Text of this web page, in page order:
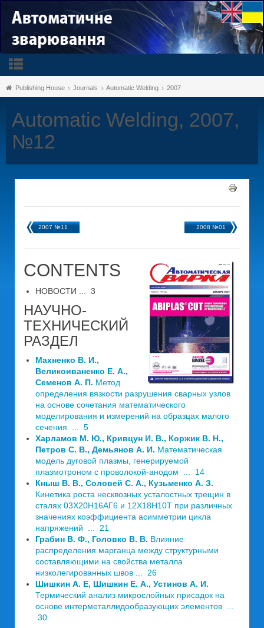
Publishing House Journals Automatic Welding 2007
Automatic Welding, 2007,
№12
2007 №11 2008 №01
CONTENTS
НОВОСТИ ... 3
НАУЧНО-
ТЕХНИЧЕСКИЙ
РАЗДЕЛ
Махненко В. И.,
Великоиваненко Е. А.,
Семенов А. П. Метод
определения вязкости разрушения сварных узлов
на основе сочетания математического
моделирования и измерений на образцах малого
сечения ... 5
Харламов М. Ю., Кривцун И. В., Коржик В. Н.,
Петров С. В., Демьянов А. И. Математическая
модель дуговой плазмы, генерируемой
плазмотроном с проволокой-анодом ... 14
Кныш В. В., Соловей С. А., Кузьменко А. З.
Кинетика роста несквозных усталостных трещин в
сталях 03Х20Н16АГ6 и 12Х18Н10Т при различных
значениях коэффициента асимметрии цикла
напряжений ... 21
Грабин В. Ф., Головко В. В. Влияние
распределения марганца между структурными
составляющими на свойства металла
низколегированных швов ... 26
Шишкин А. Е, Шишкин Е. А., Устинов А. И.
Термический анализ микрослойных присадок на
основе интерметаллидообразующих элементов ...
30